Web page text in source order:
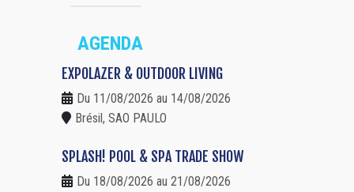
AGENDA
EXPOLAZER & OUTDOOR LIVING
Du 11/08/2026 au 14/08/2026
Brésil, SAO PAULO
SPLASH! POOL & SPA TRADE SHOW
Du 18/08/2026 au 21/08/2026